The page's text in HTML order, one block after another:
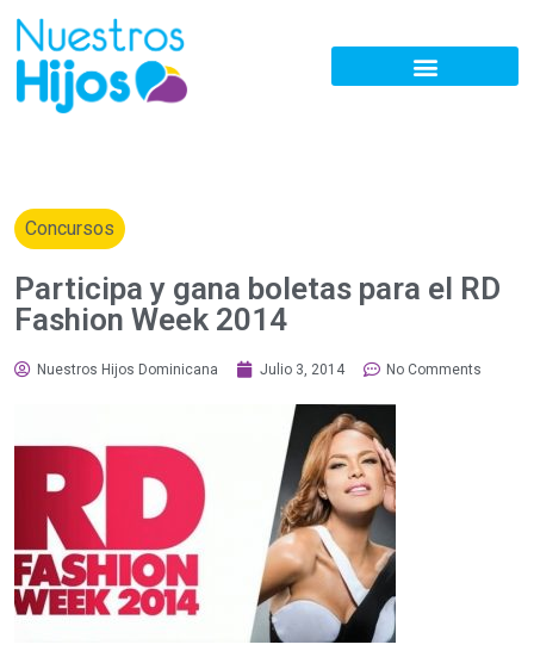
Concursos
Participa y gana boletas para el RD
Fashion Week 2014
Nuestros Hijos Dominicana Julio 3, 2014 No Comments